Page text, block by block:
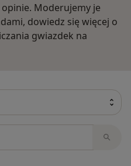
Moderujemy je
dowiedz się więcej o
gwiazdek na